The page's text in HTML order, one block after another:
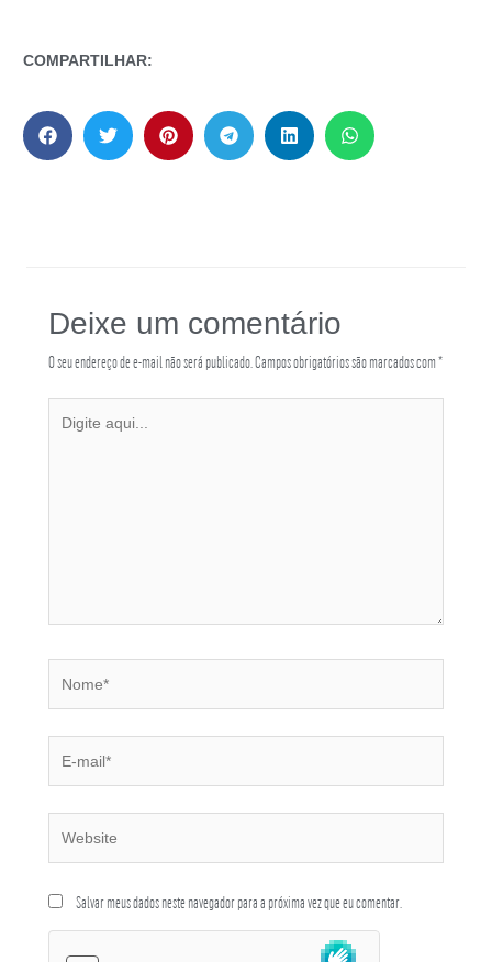
COMPARTILHAR:
Deixe um comentário
O seu endereço de e-mail não será publicado.Campos obrigatórios são marcados com*
Salvar meus dados neste navegador para a próxima vez que eu comentar.